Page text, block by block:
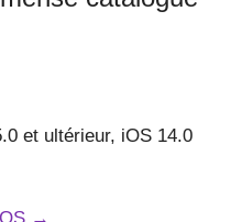
et ultérieur, iOS 14.0